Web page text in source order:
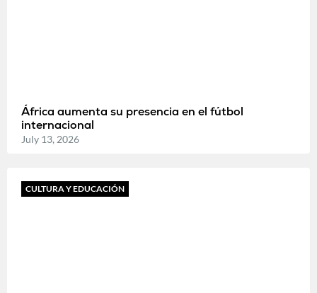
África aumenta su presencia en el fútbol
internacional
July 13, 2026
CULTURA Y EDUCACIÓN